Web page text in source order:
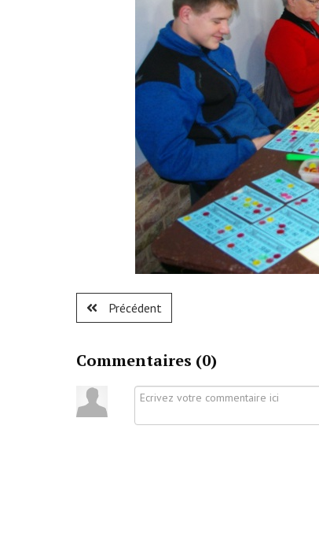
Précédent
Commentaires (0)